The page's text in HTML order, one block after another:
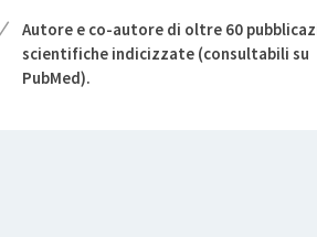
Autore e co-autore di oltre 60
scientifiche indicizzate (consultabili su
PubMed).